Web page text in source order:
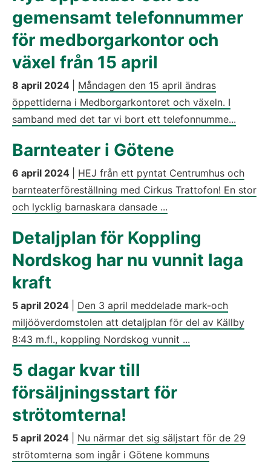
gemensamt telefonnummer
för medborgarkontor och
växel från 15 april
8 april 2024
Måndagen den 15 april ändras
öppettiderna i Medborgarkontoret och växeln. I
samband med det tar vi bort ett telefonnumme...
Barnteater i Götene
6 april 2024
HEJ från ett pyntat Centrumhus och
barnteaterföreställning med Cirkus Trattofon! En stor
och lycklig barnaskara dansade ...
Detaljplan för Koppling
Nordskog har nu vunnit laga
kraft
5 april 2024
Den 3 april meddelade mark-och
miljööverdomstolen att detaljplan för del av Källby
8:43 m.fl., koppling Nordskog vunnit ...
5 dagar kvar till
försäljningsstart för
strötomterna!
5 april 2024
Nu närmar det sig säljstart för de 29
strötomterna som ingår i Götene kommuns